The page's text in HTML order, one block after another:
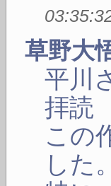
草野大
平川
拝読
この
した。